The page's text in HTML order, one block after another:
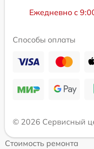
Ежедневно с
Способы оплаты
© 2026 Сервисный
Стоимость ремонта